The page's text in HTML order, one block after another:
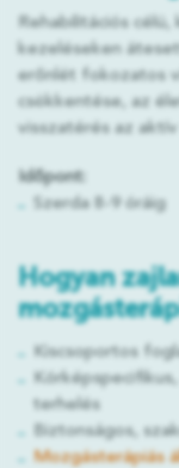
Rehabilitációs
kezeléseken
erőnlét fokozatos
csökkentése, az
visszatérés az aktív
Időpont:
Szerda 8-9 óráig
Hogyan
Kiscsoportos
terhelés
Biztonságos,
Mozgásterápiás